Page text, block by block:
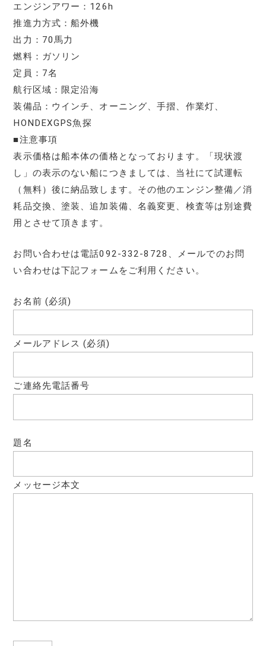
エンジンアワー：126h
推進力方式：船外機
出力：70馬力
燃料：ガソリン
定員：7名
航行区域：限定沿海
装備品：ウインチ、オーニング、手摺、作業灯、
HONDEXGPS魚探
■注意事項
表示価格は船本体の価格となっております。「現状渡
し」の表示のない船につきましては、当社にて試運転
（無料）後に納品致します。その他のエンジン整備／消
耗品交換、塗装、追加装備、名義変更、検査等は別途費
用とさせて頂きます。
お問い合わせは電話092-332-8728、メールでのお問
い合わせは下記フォームをご利用ください。
お名前 (必須)
メールアドレス (必須)
ご連絡先電話番号
題名
メッセージ本文